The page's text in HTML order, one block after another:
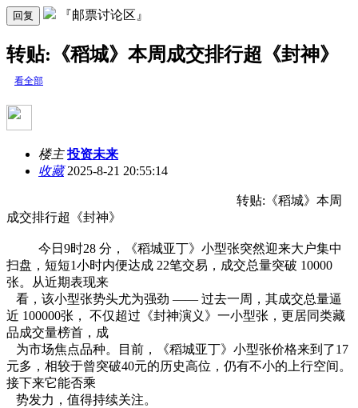
回复 『邮票讨论区』
转贴:《稻城》本周成交排行超《封神》
看全部
楼主 投资未来
收藏2025-8-21 20:55:14
转贴:《稻城》本周
成交排行超《封神》
今日9时28 分，《稻城亚丁》小型张突然迎来大户集中
扫盘，短短1小时内便达成 22笔交易，成交总量突破 10000
张。从近期表现来
看，该小型张势头尤为强劲 —— 过去一周，其成交总量逼
近 100000张， 不仅超过《封神演义》一小型张，更居同类藏
品成交量榜首，成
为市场焦点品种。目前，《稻城亚丁》小型张价格来到了17
元多，相较于曾突破40元的历史高位，仍有不小的上行空间。
接下来它能否乘
势发力，值得持续关注。